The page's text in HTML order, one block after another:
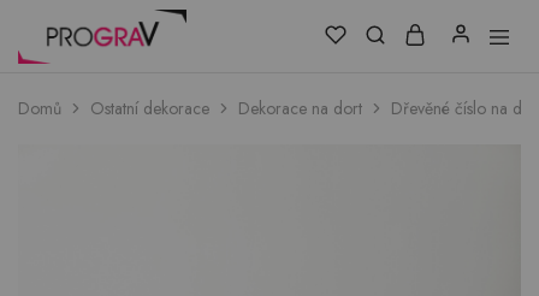
Domů Ostatní dekorace Dekorace na dort Dřevěné číslo na